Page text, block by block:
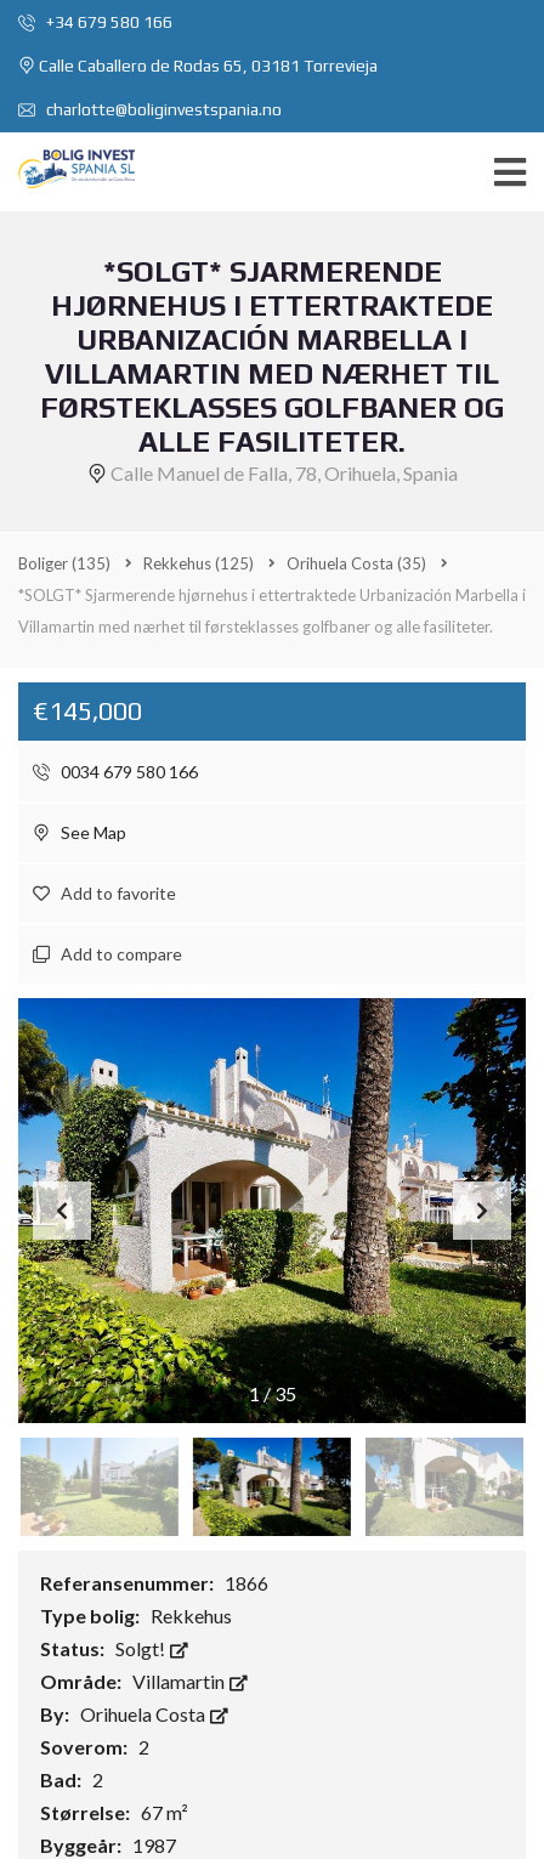
+34 679 580 166
Calle Caballero de Rodas 65, 03181 Torrevieja
charlotte@boliginvestspania.no
*SOLGT* SJARMERENDE
HJØRNEHUS I ETTERTRAKTEDE
URBANIZACIÓN MARBELLA I
VILLAMARTIN MED NÆRHET TIL
FØRSTEKLASSES GOLFBANER OG
ALLE FASILITETER.
Calle Manuel de Falla, 78, Orihuela, Spania
Boliger(135) Rekkehus(125) Orihuela Costa (35)
*SOLGT* Sjarmerende hjørnehus i ettertraktede Urbanización Marbella i
Villamartin med nærhet til førsteklasses golfbaner og alle fasiliteter.
€145,000
0034 679 580 166
See Map
Add to favorite
Add to compare
1/35
Referansenummer: 1866
Type bolig: Rekkehus
Status: Solgt!
Område: Villamartin
By: Orihuela Costa
Soverom: 2
Bad: 2
Størrelse: 67 m²
Byggeår: 1987